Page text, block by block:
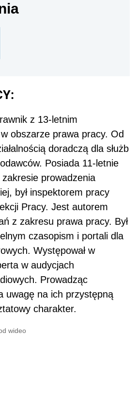
z 13-letnim
obszarze prawa pracy. Od
doradczą dla służb
Posiada 11-letnie
prowadzenia
był inspektorem pracy
Pracy. Jest autorem
z zakresu prawa pracy. Był
czasopism i portali dla
Występował w
w audycjach
Prowadząc
uwagę na ich przystępną
charakter.
wideo